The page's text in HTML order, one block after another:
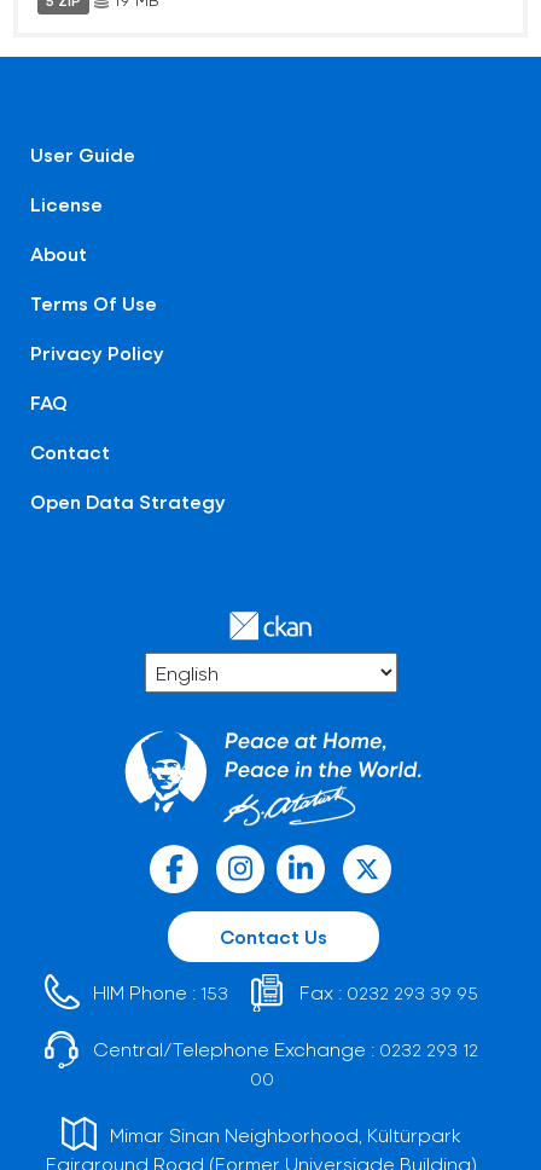
User Guide
License
About
Terms Of Use
Privacy Policy
FAQ
Contact
Open Data Strategy
Contact Us
HIM Phone : 153 Fax : 0232 293 39 95
Central/Telephone Exchange : 0232 293 12
00
Mimar Sinan Neighborhood, Kültürpark
Fairground Road (Former Universiade Building)